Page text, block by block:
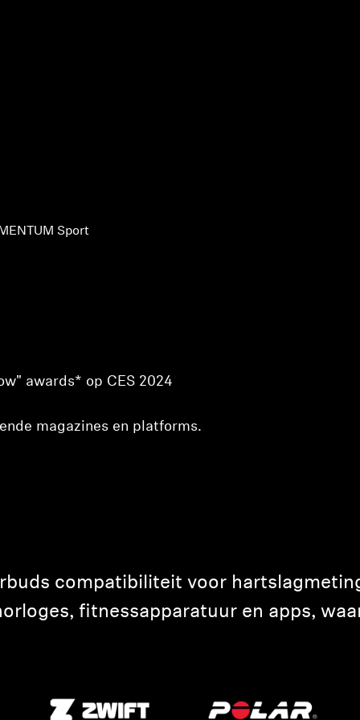
Sport
awards* op CES 2024
magazines en platforms.
compatibiliteit voor
fitnessapparatuur en apps,